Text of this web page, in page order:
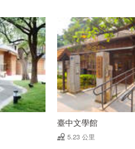
臺中文學館
5.23 公里